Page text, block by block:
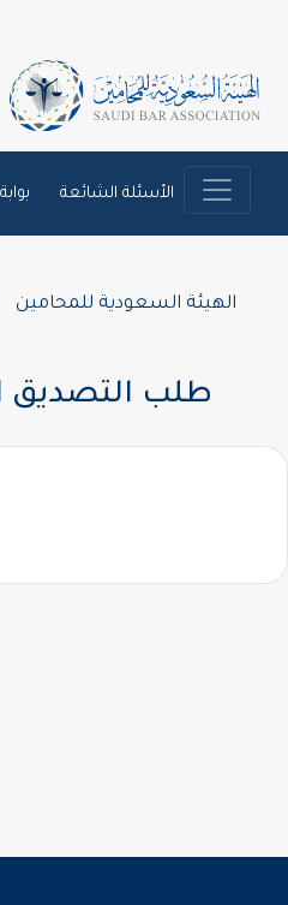
الأسئلة الشائعة
الهيئة السعودية للمحامين
طلب التصديق